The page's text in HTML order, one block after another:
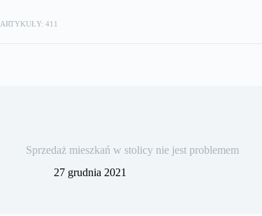
ARTYKUŁY: 411
Sprzedaż mieszkań w stolicy nie jest problemem
27 grudnia 2021